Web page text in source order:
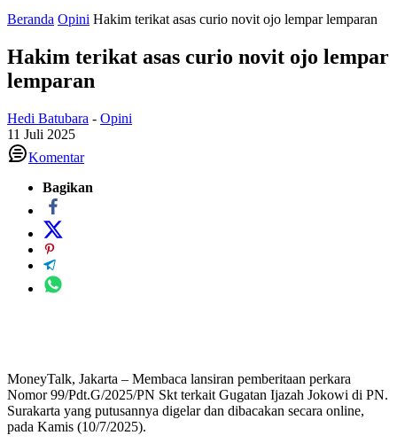
Beranda Opini Hakim terikat asas curio novit ojo lempar lemparan
Hakim terikat asas curio novit ojo lempar
lemparan
Hedi Batubara - Opini
11 Juli 2025
Komentar
Bagikan
MoneyTalk, Jakarta – Membaca lansiran pemberitaan perkara
Nomor 99/Pdt.G/2025/PN Skt terkait Gugatan Ijazah Jokowi di PN.
Surakarta yang putusannya digelar dan dibacakan secara online,
pada Kamis (10/7/2025).